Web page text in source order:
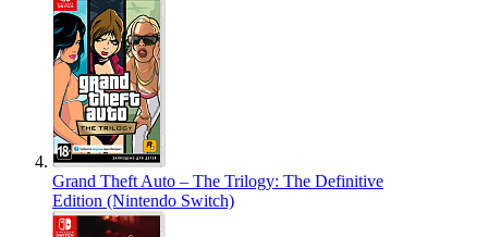
Grand Theft Auto – The Trilogy: The Definitive
Edition (Nintendo Switch)